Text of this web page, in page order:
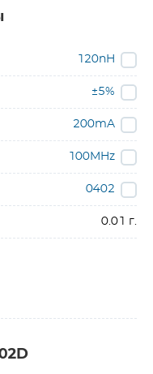
120nH
±5%
200mA
100MHz
0402
0.01 г.